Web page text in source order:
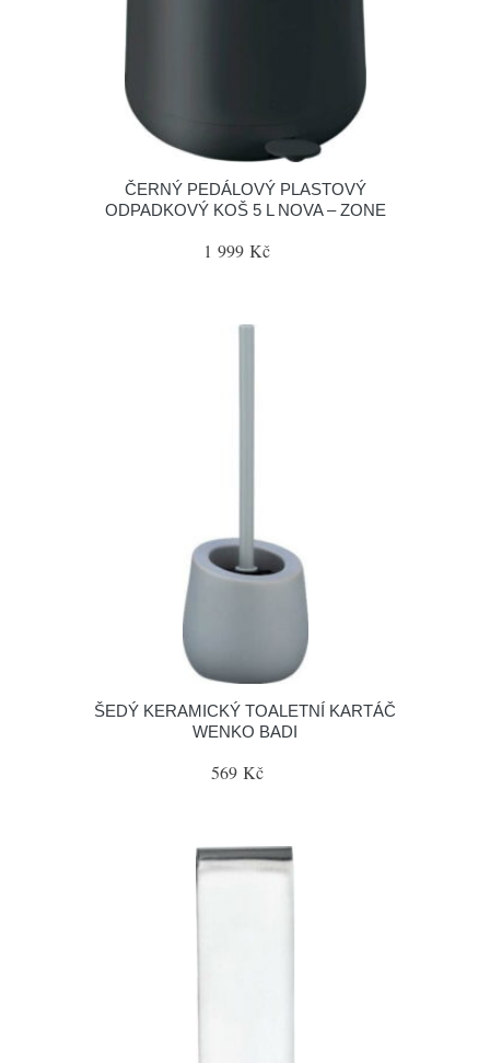
ČERNÝ PEDÁLOVÝ PLASTOVÝ
ODPADKOVÝ KOŠ 5 L NOVA – ZONE
1 999 Kč
ŠEDÝ KERAMICKÝ TOALETNÍ KARTÁČ
WENKO BADI
569 Kč